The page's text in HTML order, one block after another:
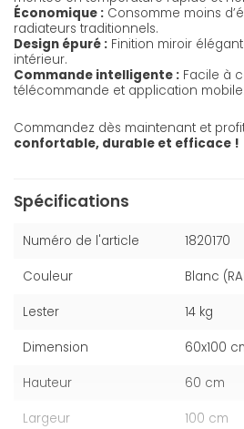
Économique : Consomme moins
radiateurs traditionnels.
Design épuré : Finition miroir
intérieur.
Commande intelligente : Facile à
télécommande et application mobile.
Commandez dès maintenant et
confortable, durable et efficace !
Spécifications
Numéro de l'article 1820170
Couleur Blanc
Lester 14 kg
Dimension 60x100
Hauteur 60 cm
Largeur 100 cm